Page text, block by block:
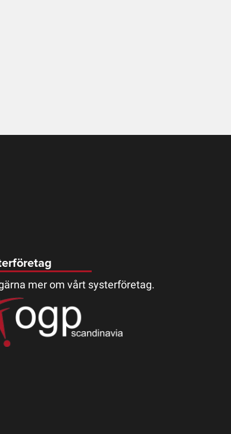
mer om vårt systerföretag.